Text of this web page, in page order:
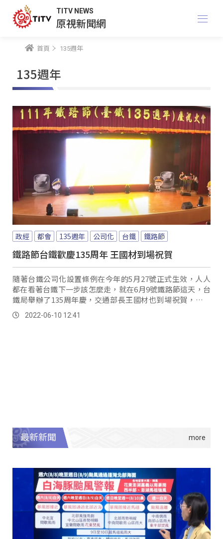
TITV NEWS
原視新聞網
首頁 135週年
135週年
政經 都會 135週年 公司化 台鐵 鐵路節
鐵路節台鐵歡慶135周年 王國材到場祝賀
隨著台鐵公司化設置條例在今年的5月27號正式生效，人人
都在看著台鐵下一步該怎麼走，就在6月9號鐵路節這天，台
鐵局舉辦了135周年慶，交通部長王國材也到場祝賀，並表
示面對時代的巨變，台鐵也面臨巨大的挑戰...。
2022-06-10 12:41
最新新聞